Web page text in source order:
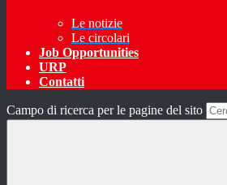
Le notizie
Le circolari
Job Opportunities
URP
Contatti
Campo di ricerca per le pagine del sito